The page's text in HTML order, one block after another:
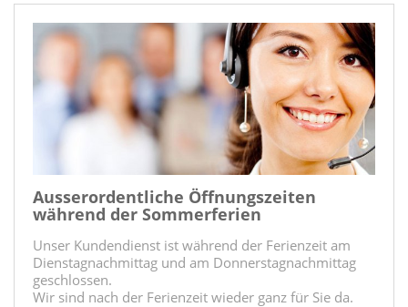
Ausserordentliche Öffnungszeiten
während der Sommerferien
Unser Kundendienst ist während der Ferienzeit am
Dienstagnachmittag und am Donnerstagnachmittag
geschlossen.
Wir sind nach der Ferienzeit wieder ganz für Sie da.